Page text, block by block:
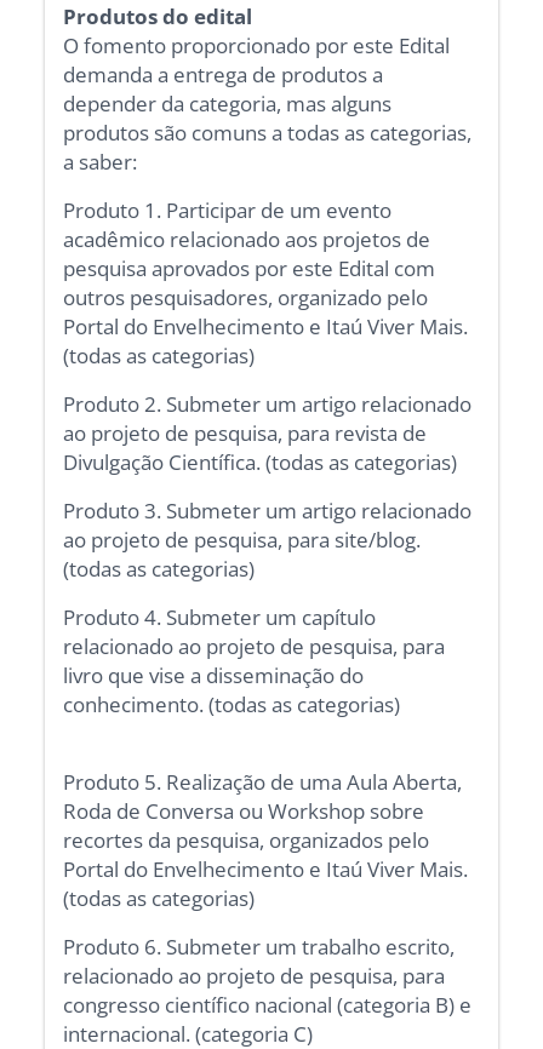
Produtos do edital
O fomento proporcionado por este Edital
demanda a entrega de produtos a
depender da categoria, mas alguns
produtos são comuns a todas as categorias,
a saber:
Produto 1. Participar de um evento
acadêmico relacionado aos projetos de
pesquisa aprovados por este Edital com
outros pesquisadores, organizado pelo
Portal do Envelhecimento e Itaú Viver Mais.
(todas as categorias)
Produto 2. Submeter um artigo relacionado
ao projeto de pesquisa, para revista de
Divulgação Científica. (todas as categorias)
Produto 3. Submeter um artigo relacionado
ao projeto de pesquisa, para site/blog.
(todas as categorias)
Produto 4. Submeter um capítulo
relacionado ao projeto de pesquisa, para
livro que vise a disseminação do
conhecimento. (todas as categorias)
Produto 5. Realização de uma Aula Aberta,
Roda de Conversa ou Workshop sobre
recortes da pesquisa, organizados pelo
Portal do Envelhecimento e Itaú Viver Mais.
(todas as categorias)
Produto 6. Submeter um trabalho escrito,
relacionado ao projeto de pesquisa, para
congresso científico nacional (categoria B) e
internacional. (categoria C)